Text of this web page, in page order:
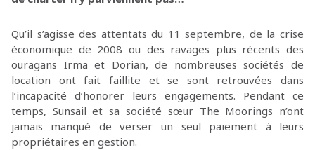
Qu’il s’agisse des attentats du 11 septembre, de la crise
économique de 2008 ou des ravages plus récents des
ouragans Irma et Dorian, de nombreuses sociétés de
location ont fait faillite et se sont retrouvées dans
l’incapacité d’honorer leurs engagements. Pendant ce
temps, Sunsail et sa société sœur The Moorings n’ont
jamais manqué de verser un seul paiement à leurs
propriétaires en gestion.